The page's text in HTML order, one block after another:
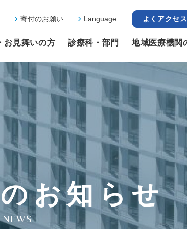
寄付のお願い Language よくアクセ
お見舞いの方 診療科・部門 地域医療機関
お知らせ
NEWS